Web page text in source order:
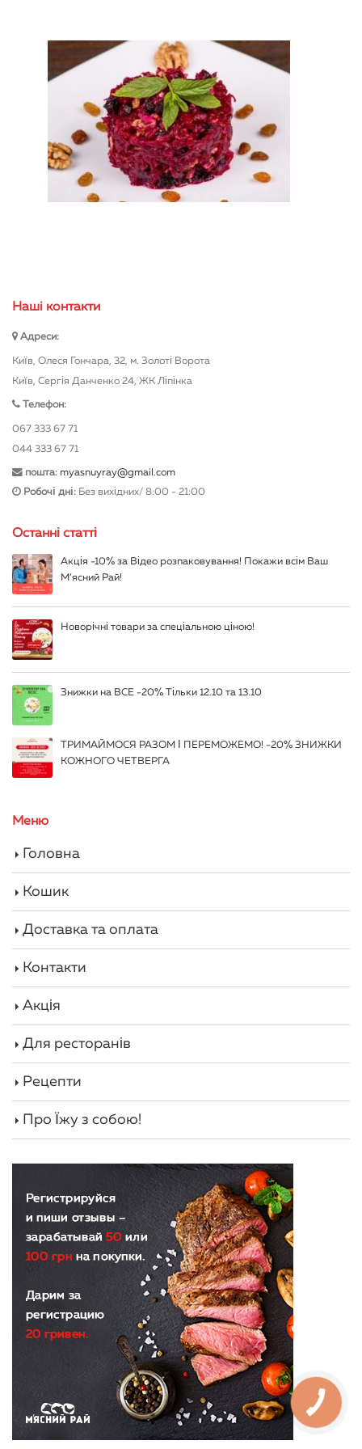
Нашi контакти
Адреси:
Київ, Олеся Гончара, 32, м. Золоті Ворота
Київ, Сергія Данченко 24, ЖК Ліпінка
Телефон:
067 333 67 71
044 333 67 71
пошта: myasnuyray@gmail.com
Робочі дні: Без вихідних/ 8:00 - 21:00
Останні статті
Акція -10% за Відео розпаковування! Покажи всім Ваш
М’ясний Рай!
Новорічні товари за спеціальною ціною!
Знижки на ВСЕ -20% Тільки 12.10 та 13.10
ТРИМАЙМОСЯ РАЗОМ І ПЕРЕМОЖЕМО! -20% ЗНИЖКИ
КОЖНОГО ЧЕТВЕРГА
Меню
Головна
Кошик
Доставка та оплата
Контакти
Акція
Для ресторанів
Рецепти
Про Їжу з собою!